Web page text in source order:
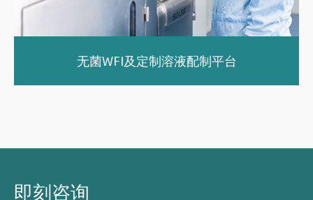
无菌WFI及定制溶液配制平台
即刻咨询